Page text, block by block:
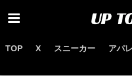
TOP X スニーカー アパ